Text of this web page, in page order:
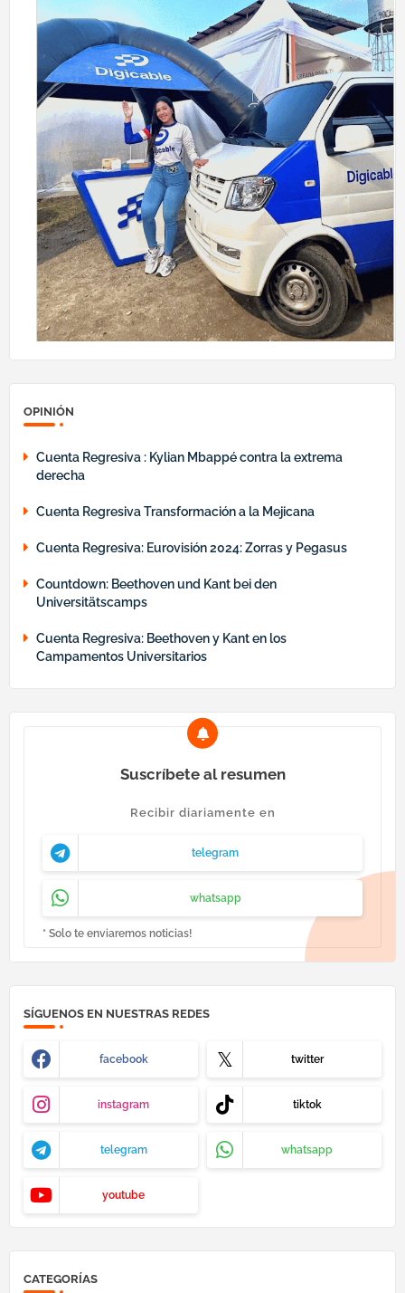
OPINIÓN
Cuenta Regresiva : Kylian Mbappé contra la extrema
derecha
Cuenta Regresiva Transformación a la Mejicana
Cuenta Regresiva: Eurovisión 2024: Zorras y Pegasus
Countdown: Beethoven und Kant bei den
Universitätscamps
Cuenta Regresiva: Beethoven y Kant en los
Campamentos Universitarios
Suscríbete al resumen
Recibir diariamente en
telegram
whatsapp
* Solo te enviaremos noticias!
SÍGUENOS EN NUESTRAS REDES
facebook twitter
instagram tiktok
telegram whatsapp
youtube
CATEGORÍAS